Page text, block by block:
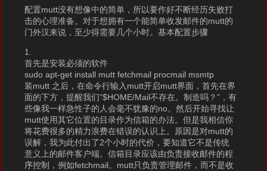
配置mutt没有想像中的简单，所以要作好不断经历失败打
击的心理准备。对于想拥有一个能简单收发邮件的mutt的
门外汉来说，至少得需要几个小时。基本配置步骤
1.
首先是安装必须的软件
sudo apt-get install mutt fetchmail procmail msmtp
装mutt 之后，在命令行输入mutt开启mutt界面，首先在界
面的下方，提醒我们”$HOME/Mail不存在。制造吗？”，有
些像我一样急性子的人会毫不犹豫的no。然后开始寻找让
mutt使用其它位置的目录作为信箱的办法。但是我相信你
将花费很多的精力浪费在错误的认识上。原因是对mutt的
误解，我为此付出了2个小时的代价，要知道它不是传统
意义上的邮件客户端。信箱目录应该由负责接收邮件的程
序控制，例如fetchmail。mutt只负责管理邮件，而不是收